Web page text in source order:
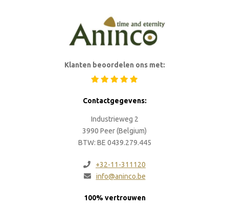
Klanten beoordelen ons met:
Contactgegevens:
Industrieweg 2
3990 Peer (Belgium)
BTW: BE 0439.279.445
+32-11-311120
info@aninco.be
100% vertrouwen